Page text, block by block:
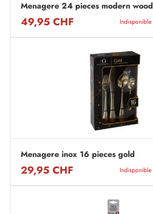
Menagere 24 pieces modern wood
49,95 CHF Indisponible
Menagere inox 16 pieces gold
29,95 CHF Indisponible